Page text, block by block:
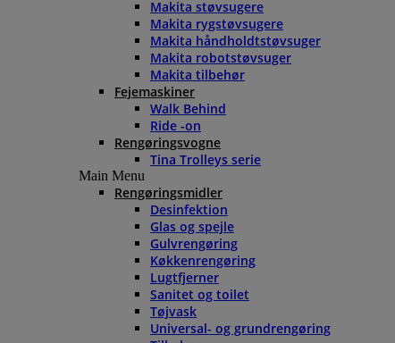
Makita støvsugere
Makita rygstøvsugere
Makita håndholdtstøvsuger
Makita robotstøvsuger
Makita tilbehør
Fejemaskiner
Walk Behind
Ride -on
Rengøringsvogne
Tina Trolleys serie
Main Menu
Rengøringsmidler
Desinfektion
Glas og spejle
Gulvrengøring
Køkkenrengøring
Lugtfjerner
Sanitet og toilet
Tøjvask
Universal- og grundrengøring